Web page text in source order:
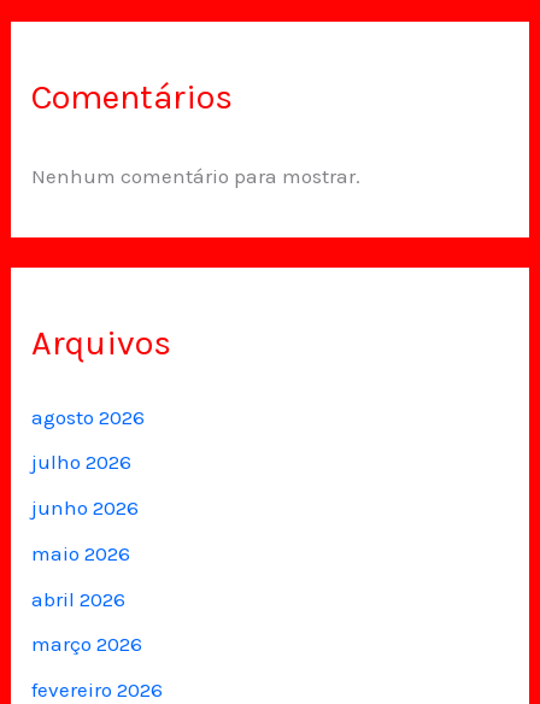
Comentários
Nenhum comentário para mostrar.
Arquivos
agosto 2026
julho 2026
junho 2026
maio 2026
abril 2026
março 2026
fevereiro 2026